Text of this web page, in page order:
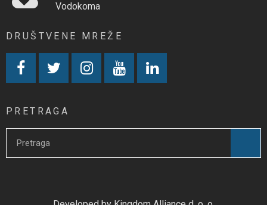
Vodokoma
DRUŠTVENE MREŽE
PRETRAGA